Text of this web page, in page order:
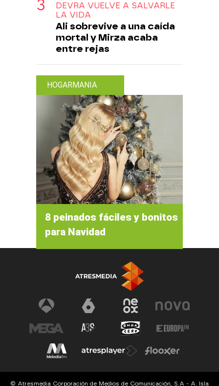
DEVRA VUELVE A SALVARLE
LA VIDA
Ali sobrevive a una caída
mortal y Mirza acaba
entre rejas
HOGARMANIA
8 peinados fáciles y bonitos
para Navidad
© Atresmedia Corporación de Medios de Comunicación, S.A - A. Isla